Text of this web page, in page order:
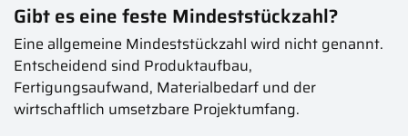
Gibt es eine feste Mindeststückzahl?
Eine allgemeine Mindeststückzahl wird nicht genannt.
Entscheidend sind Produktaufbau,
Fertigungsaufwand, Materialbedarf und der
wirtschaftlich umsetzbare Projektumfang.